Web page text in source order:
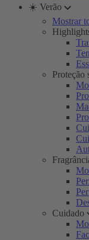
☀️ Verão
Mostrar
Proteção
Cuidado